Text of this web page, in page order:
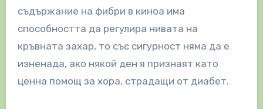
съдържание на фибри в киноа има
способността да регулира нивата на
кръвната захар, то със сигурност няма да е
изненада, ако някой ден я признаят като
ценна помощ за хора, страдащи от диабет.